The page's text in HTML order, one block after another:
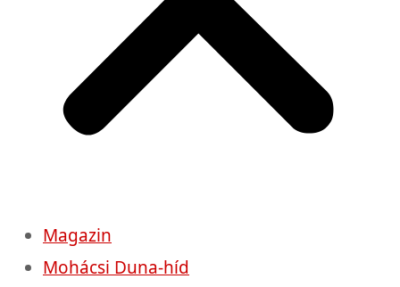
Magazin
Mohácsi Duna-híd